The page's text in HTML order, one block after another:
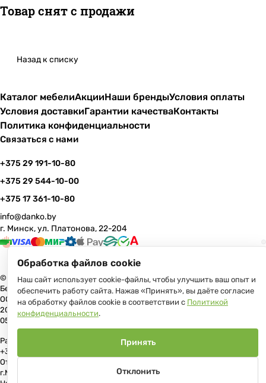
Товар снят с продажи
Назад к списку
Каталог мебелиАкцииНаши брендыУсловия оплаты
Условия доставкиГарантии качестваКонтакты
Политика конфиденциальности
Связаться с нами
+375 29 191-10-80
+375 29 544-10-00
+375 17 361-10-80
info@danko.by
г. Минск, ул. Платонова, 22-204
© 2026 Данко Бай: качественная мебель с оперативной доставкой по
Беларуси
ООО «Гранд Парк», юр.адрес: 220005, Минск, ул. Платонова, 22, пом.
204 В торговом реестре с 17 июля 2013 г. Регистрация №191081534,
05.11.2008, Мингорисполком.
Рассмотрение обращений потребителей, телефон +375 (17) 361-10-80,
+375 (29) 191-10-80, +375 (29) 544-10-00, e-mail: info@danko.by
Отдел торговли и услуг Администрации Первомайского района
г.Минска: тел. +375(17)215-14-65, Начальник отдела: Жакович Юлия
Обработка файлов cookie
Наш сайт использует cookie-файлы, чтобы улучшить ваш опыт и
обеспечить работу сайта. Нажав «Принять», вы даёте согласие
на обработку файлов cookie в соответствии с Политикой
конфиденциальности.
Отклонить
Принять